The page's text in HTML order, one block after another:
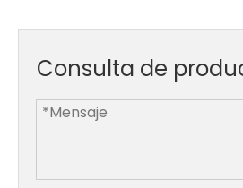
Consulta de